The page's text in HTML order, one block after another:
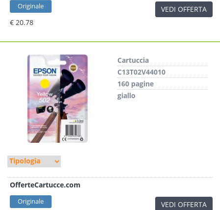
Originale
€ 20.78
VEDI OFFERTA
Cartuccia
C13T02V44010
160 pagine
giallo
OfferteCartucce.com
Originale VEDI OFFERTA